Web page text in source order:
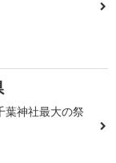
葉神社最大の祭